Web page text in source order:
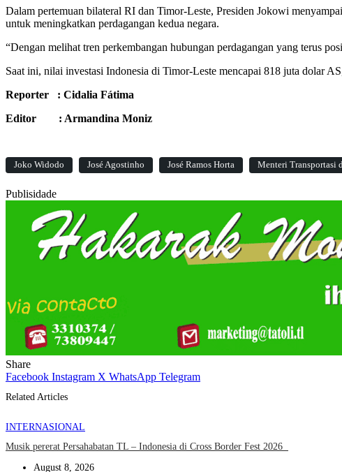
Dalam pertemuan bilateral RI dan Timor-Leste, Presiden Jokowi
untuk meningkatkan perdagangan kedua negara.
“Dengan melihat tren perkembangan hubungan perdagangan yang terus
Saat ini, nilai investasi Indonesia di Timor-Leste mencapai 818 juta dolar
Reporter : Cidalia Fátima
Editor : Armandina Moniz
Joko Widodo José Agostinho José Ramos Horta Menteri Transportasi
Publisidade
Share
Facebook Instagram X WhatsApp Telegram
Related Articles
INTERNASIONAL
Musik pererat Persahabatan TL – Indonesia di Cross Border Fest 2026
August 8, 2026